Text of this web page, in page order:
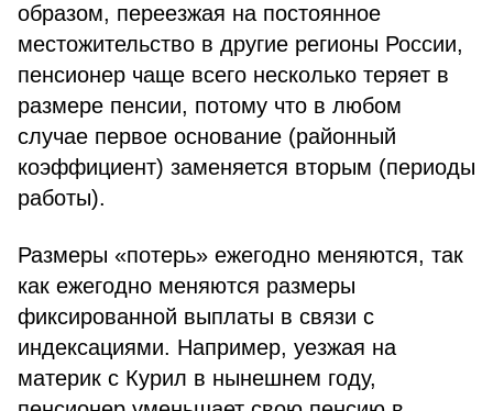
образом, переезжая на постоянное
местожительство в другие регионы России,
пенсионер чаще всего несколько теряет в
размере пенсии, потому что в любом
случае первое основание (районный
коэффициент) заменяется вторым (периоды
работы).
Размеры «потерь» ежегодно меняются, так
как ежегодно меняются размеры
фиксированной выплаты в связи с
индексациями. Например, уезжая на
материк с Курил в нынешнем году,